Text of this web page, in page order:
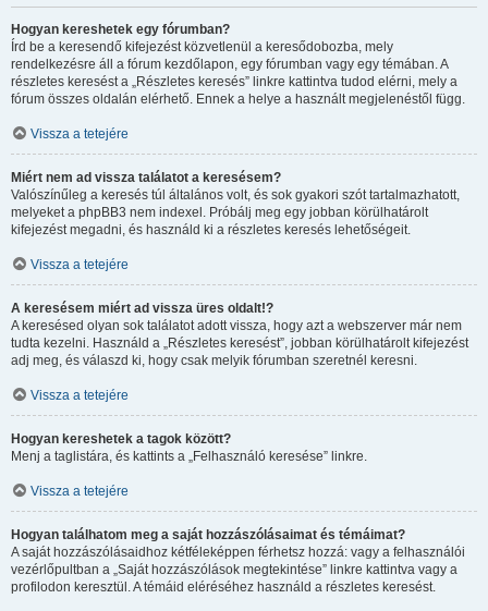
Hogyan kereshetek egy fórumban?
Írd be a keresendő kifejezést közvetlenül a keresődobozba, mely
rendelkezésre áll a fórum kezdőlapon, egy fórumban vagy egy témában. A
részletes keresést a „Részletes keresés” linkre kattintva tudod elérni, mely a
fórum összes oldalán elérhető. Ennek a helye a használt megjelenéstől függ.
Vissza a tetejére
Miért nem ad vissza találatot a keresésem?
Valószínűleg a keresés túl általános volt, és sok gyakori szót tartalmazhatott,
melyeket a phpBB3 nem indexel. Próbálj meg egy jobban körülhatárolt
kifejezést megadni, és használd ki a részletes keresés lehetőségeit.
Vissza a tetejére
A keresésem miért ad vissza üres oldalt!?
A keresésed olyan sok találatot adott vissza, hogy azt a webszerver már nem
tudta kezelni. Használd a „Részletes keresést”, jobban körülhatárolt kifejezést
adj meg, és válaszd ki, hogy csak melyik fórumban szeretnél keresni.
Vissza a tetejére
Hogyan kereshetek a tagok között?
Menj a taglistára, és kattints a „Felhasználó keresése” linkre.
Vissza a tetejére
Hogyan találhatom meg a saját hozzászólásaimat és témáimat?
A saját hozzászólásaidhoz kétféleképpen férhetsz hozzá: vagy a felhasználói
vezérlőpultban a „Saját hozzászólások megtekintése” linkre kattintva vagy a
profilodon keresztül. A témáid eléréséhez használd a részletes keresést.